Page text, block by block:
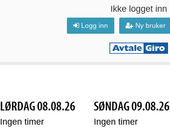
Ikke logget inn
Logg inn Ny bruker
LØRDAG 08.08.26
Ingen timer
SØNDAG 09.08.26
Ingen timer